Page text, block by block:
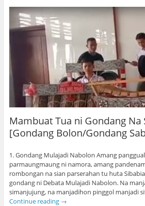
Mambuat Tua ni Gondang Na
[Gondang Bolon/Gondang
1. Gondang Mulajadi Nabolon Amang
parmaungmaung ni namora, amang
rombongan na sian parserahan tu huta
gondang ni Debata Mulajadi Nabolon. Na
simanjujung, na manjadihon pinggol manjadi
Continue reading →